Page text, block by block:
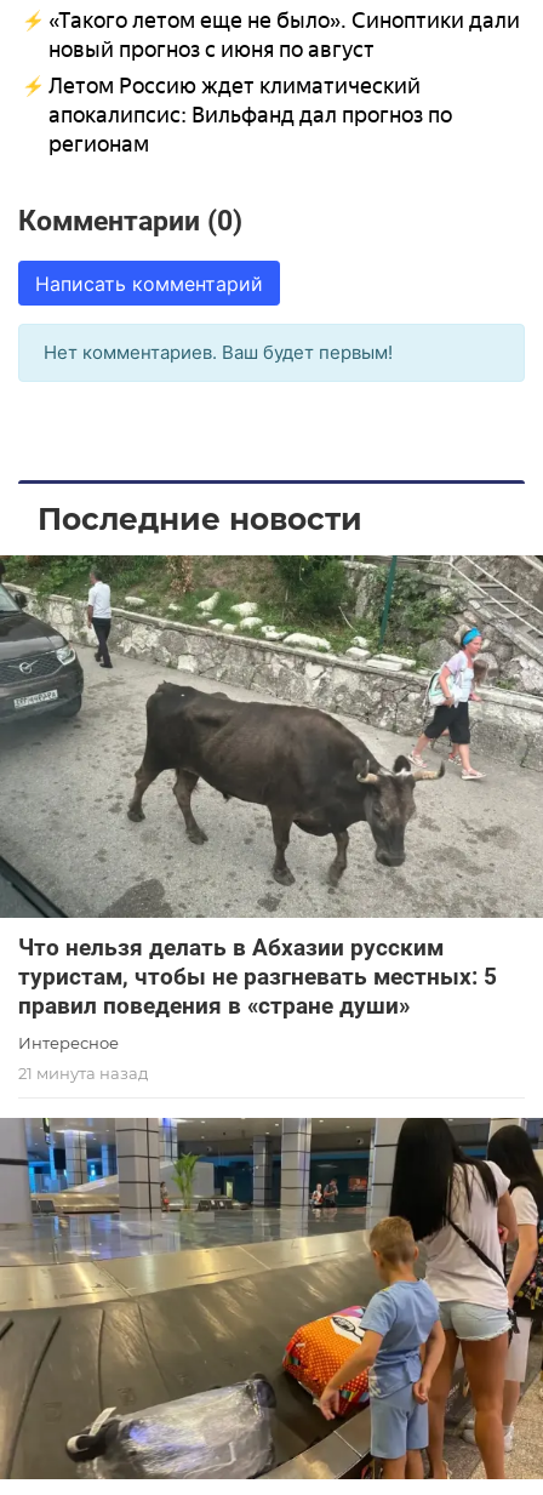
«Такого летом еще не было». Синоптики дали
новый прогноз с июня по август
Летом Россию ждет климатический
апокалипсис: Вильфанд дал прогноз по
регионам
Комментарии (0)
Написать комментарий
Нет комментариев. Ваш будет первым!
Последние новости
Что нельзя делать в Абхазии русским
туристам, чтобы не разгневать местных: 5
правил поведения в «стране души»
Интересное
21 минута назад